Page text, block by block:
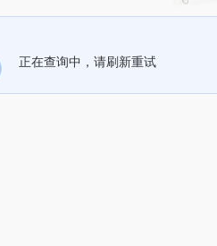
正在查询中，请刷新重试